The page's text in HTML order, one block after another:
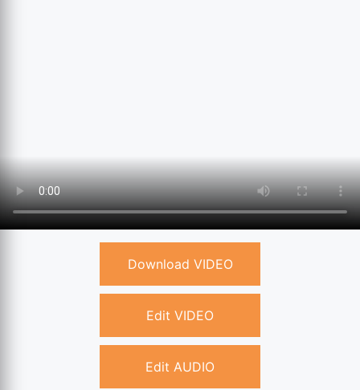
Download VIDEO
Edit VIDEO
Edit AUDIO